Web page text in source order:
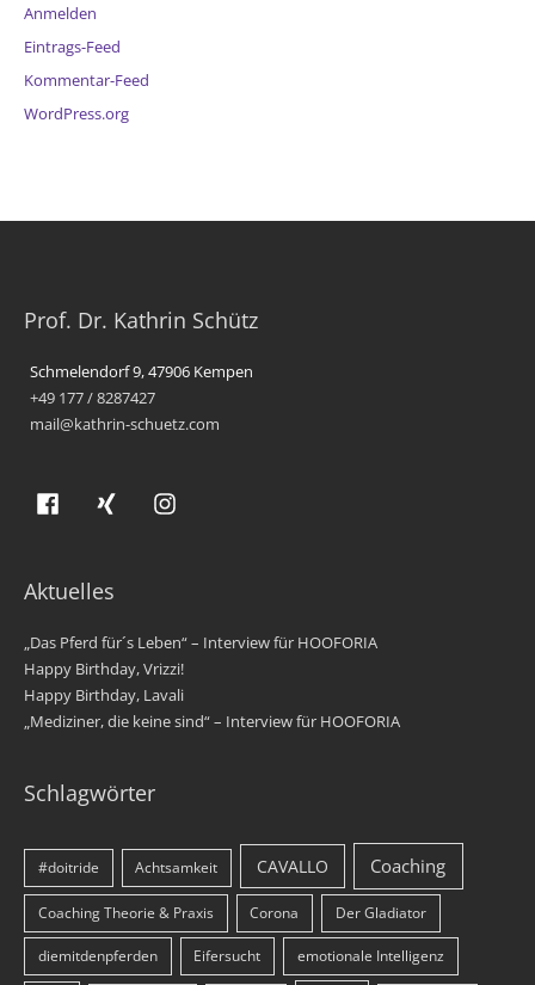
Anmelden
Eintrags-Feed
Kommentar-Feed
WordPress.org
Prof. Dr. Kathrin Schütz
Schmelendorf 9, 47906 Kempen
+49 177 / 8287427
mail@kathrin-schuetz.com
Aktuelles
„Das Pferd für´s Leben“ – Interview für HOOFORIA
Happy Birthday, Vrizzi!
Happy Birthday, Lavali
„Mediziner, die keine sind“ – Interview für HOOFORIA
Schlagwörter
#doitride Achtsamkeit CAVALLO Coaching
Coaching Theorie & Praxis Corona Der Gladiator
diemitdenpferden Eifersucht emotionale Intelligenz